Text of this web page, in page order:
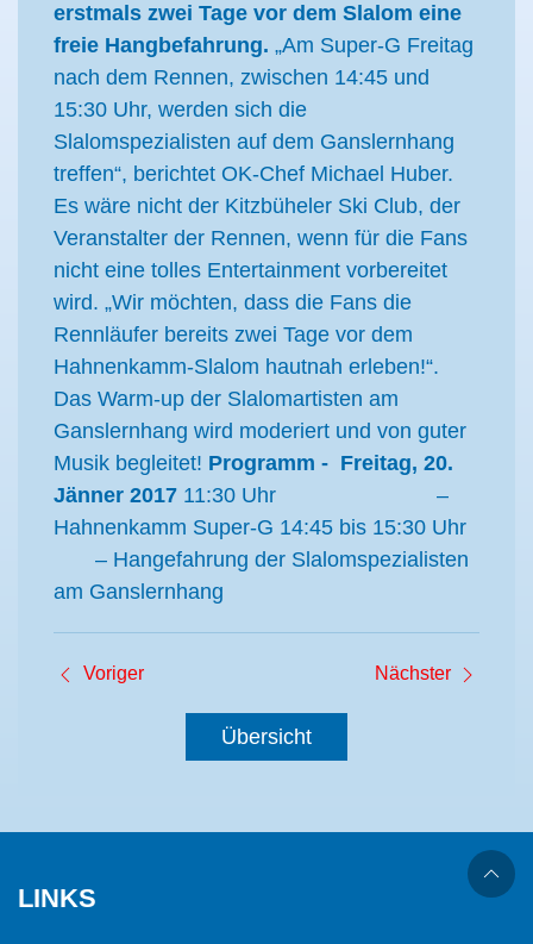
erstmals zwei Tage vor dem Slalom eine
freie Hangbefahrung. „Am Super-G Freitag
nach dem Rennen, zwischen 14:45 und
15:30 Uhr, werden sich die
Slalomspezialisten auf dem Ganslernhang
treffen“, berichtet OK-Chef Michael Huber.
Es wäre nicht der Kitzbüheler Ski Club, der
Veranstalter der Rennen, wenn für die Fans
nicht eine tolles Entertainment vorbereitet
wird. „Wir möchten, dass die Fans die
Rennläufer bereits zwei Tage vor dem
Hahnenkamm-Slalom hautnah erleben!“.
Das Warm-up der Slalomartisten am
Ganslernhang wird moderiert und von guter
Musik begleitet! Programm - Freitag, 20.
Jänner 2017 11:30 Uhr –
Hahnenkamm Super-G 14:45 bis 15:30 Uhr
– Hangefahrung der Slalomspezialisten
am Ganslernhang
Voriger Nächster
Übersicht
LINKS